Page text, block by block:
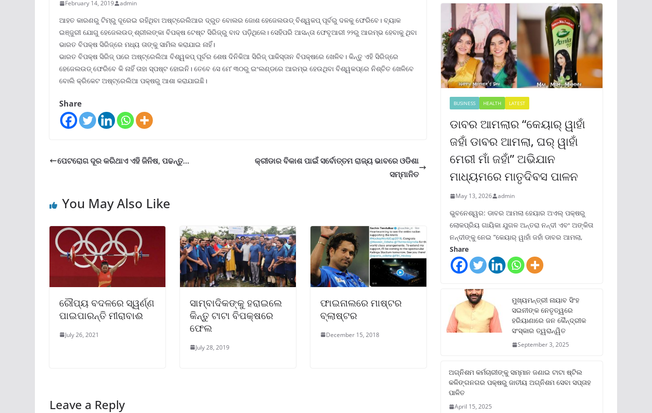
February 14, 2019 admin
ଆହତ କାରଣରୁ ଟିମ୍ରୁ ଦୂରେଇ ରହିଥିବା ଅଷ୍ଟ୍ରେଲିଆର ଦ୍ରୁତ ବୋଲର ଜୋଶ ହେଜେଲଉଡ୍ ବିଶ୍ୱକପ୍ ପୂର୍ବରୁ ଦଳକୁ ଫେରିବେ। ବ୍ୟାକ
ଇଞ୍ଜୁରୀ ଯୋଗୁ ହେଜେଲଉଡ୍ ଶ୍ରୀଲଙ୍କା ବିପକ୍ଷ ଟେଷ୍ଟ ସିରିଜ୍ରୁ ବାଦ ପଡ଼ିଥିଲେ। ସେହିପରି ଆସନ୍ତା ଫେବୃଆରୀ ୨୨ରୁ ଆରମ୍ଭ ହେବାକୁ ଥିବା
ଭାରତ ବିପକ୍ଷ ସିରିଜ୍ରେ ମଧ୍ୟ ତାଙ୍କୁ ସାମିଲ କରାଯାଇ ନାହିଁ।
ଭାରତ ବିପକ୍ଷ ସିରିଜ୍ ପରେ ଅଷ୍ଟ୍ରେଲିଆ ବିଶ୍ୱକପ୍ ପୂର୍ବର ଶେଷ ଦିନିକିଆ ସିରିଜ୍ ପାକିସ୍ତାନ ବିପକ୍ଷରେ ଖେଳିବ। କିନ୍ତୁ ଏହି ସିରିଜ୍ରେ
ହେଜେଲଉଡ୍ ଫେରିବେ କି ନାହିଁ ତାହା ସ୍ପଷ୍ଟ ହୋଇନି। ତେବେ ସେ ମେ’ ୩୦ରୁ ଇଂଲଣ୍ଡରେ ଆରମ୍ଭ ହେଉଥିବା ବିଶ୍ୱକପ୍ରେ ନିଶ୍ଚିତ ଖେଳିବେ
ବୋଲି କ୍ରିକେଟ ଅଷ୍ଟ୍ରେଲିଆ ପକ୍ଷରୁ ଆଶା କରାଯାଇଛି।
Share
ପେଟରୋଗ ଦୂର କରିଥାଏ ଏହି ଜିନିଷ, ପଢନ୍ତୁ…
କ୍ରୀଡାର ବିକାଶ ପାଇଁ ସର୍ବୋତ୍ତମ ରାଜ୍ୟ ଭାବରେ ଓଡିଶା
ସମ୍ମାନିତ
You May Also Like
ରୌପ୍ୟ ବଦଳରେ ସ୍ୱର୍ଣ୍ଣ
ପାଇପାରନ୍ତି ମୀରାବାଈ
July 26, 2021
ସାମ୍ବାଦିକଙ୍କୁ ହରାଇଲେ
କିନ୍ତୁ ଟାଟା ବିପକ୍ଷରେ
ଫେଲ
July 28, 2019
ଫାଇନାଲରେ ମାଷ୍ଟର
ବ୍ଲାଷ୍ଟର
December 15, 2018
Leave a Reply
BUSINESS HEALTH LATEST
ଡାବର ଆମଲାର “କେୟାର୍ ୱାହାଁ
ଜହାଁ ଡାବର ଆମଲା, ଘର୍ ୱାହାଁ
ମେରୀ ମାଁ ଜହାଁ” ଅଭିଯାନ
ମାଧ୍ୟମରେ ମାତୃଦିବସ ପାଳନ
May 13, 2026 admin
ଭୁବନେଶ୍ୱର: ଡାବର ଆମଲା ହେୟାର ଅଏଲ୍ ପକ୍ଷରୁ
ଲୋକପ୍ରିୟ ଗାୟିକା ଯୁଗଳ ଅନ୍ତରା ନନ୍ଦୀ ଏବଂ ଅଙ୍କିତା
ନନ୍ଦୀଙ୍କୁ ନେଇ “କେୟାର୍ ୱାହାଁ ଜହାଁ ଡାବର ଆମଲା,
Share
ମୁଖ୍ୟମନ୍ତ୍ରୀ ନାୟାବ ସିଂହ
ସଇନୀଙ୍କ ନେତୃତ୍ୱରେ
ହରିୟାଣାରେ ଜନ କୈନ୍ଦ୍ରୀକ
ସଂସ୍କାର ତ୍ୱରାନ୍ୱିତ
September 3, 2025
ଅଗ୍ନିଶମ କର୍ମଚାରୀଙ୍କୁ ସମ୍ମାନ ଜଣାଇ ଟାଟା ଷ୍ଟିଲ
କଳିଙ୍ଗନଗର ପକ୍ଷରୁ ଜାତୀୟ ଅଗ୍ନିଶମ ସେବା ସପ୍ତାହ
ପାଳିତ
April 15, 2025